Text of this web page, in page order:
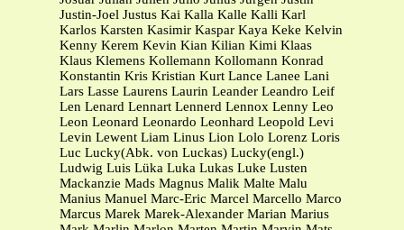
Justin-Joel Justus Kai Kalla Kalle Kalli Karl
Karlos Karsten Kasimir Kaspar Kaya Keke Kelvin
Kenny Kerem Kevin Kian Kilian Kimi Klaas
Klaus Klemens Kollemann Kollomann Konrad
Konstantin Kris Kristian Kurt Lance Lanee Lani
Lars Lasse Laurens Laurin Leander Leandro Leif
Len Lenard Lennart Lennerd Lennox Lenny Leo
Leon Leonard Leonardo Leonhard Leopold Levi
Levin Lewent Liam Linus Lion Lolo Lorenz Loris
Luc Lucky(Abk. von Luckas) Lucky(engl.)
Ludwig Luis Lüka Luka Lukas Luke Lusten
Mackanzie Mads Magnus Malik Malte Malu
Manius Manuel Marc-Eric Marcel Marcello Marco
Marcus Marek Marek-Alexander Marian Marius